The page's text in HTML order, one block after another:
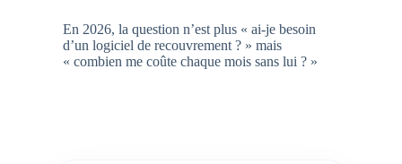
En 2026, la question n’est plus « ai-je besoin
d’un logiciel de recouvrement ? » mais
« combien me coûte chaque mois sans lui ? »